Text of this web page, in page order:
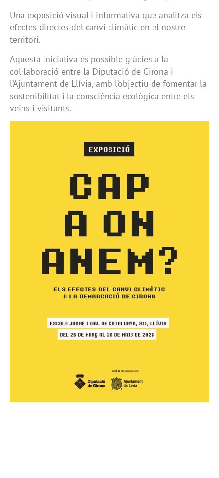
Una exposició visual i informativa que analitza els
efectes directes del canvi climàtic en el nostre
territori.
Aquesta iniciativa és possible gràcies a la
col·laboració entre la Diputació de Girona i
l’Ajuntament de Llívia, amb l’objectiu de fomentar la
sostenibilitat i la consciència ecològica entre els
veïns i visitants.